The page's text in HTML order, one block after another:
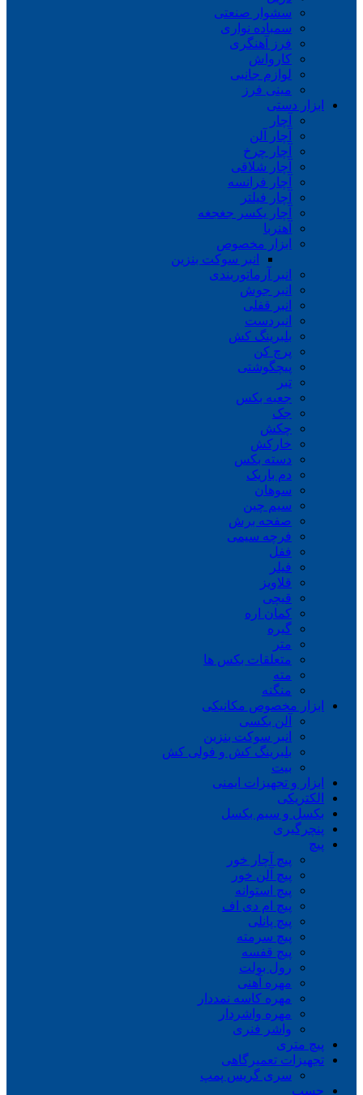
سشوار صنعتی
سمباده نواری
فرز آهنگری
کارواش
لوازم جانبی
مینی فرز
ابزار دستی
آچار
آچار آلن
آچار چرخ
آچار شلاقی
آچار فرانسه
آچار فیلتر
آچار یکسر جغجغه
آهنربا
ابزار مخصوص
انبر سوکت بنزین
انبر آرماتوربندی
انبر جوش
انبر قفلی
انبردست
بلبرینگ کش
پرچ کن
پیچگوشتی
تبر
جعبه بکس
جک
چکش
خارکش
دسته بکس
دم باریک
سوهان
سیم چین
صفحه برش
فرچه سیمی
ففل
فیلر
قلاویز
قیچی
کمان اره
گیره
متر
متعلقات بکس ها
مته
منگنه
ابزار مخصوص مکانیکی
آلن بکسی
انبر سوکت بنزین
بلبرینگ کش و فولی کش
بیت
ابزار و تجهیزات ایمنی
الکتریکی
بکسل و سیم بکسل
پنچرگیری
پیچ
پیچ آچار خور
پیچ آلن خور
پیچ استوانه
پیچ ام دی اف
پیچ پانلی
پیچ سرمته
پیچ قفسه
رول بولت
مهره آهنی
مهره کاسه نمددار
مهره واشردار
واشر فنری
پیچ متری
تجهیزات تعمیرگاهی
سری گریس پمپ
چسب